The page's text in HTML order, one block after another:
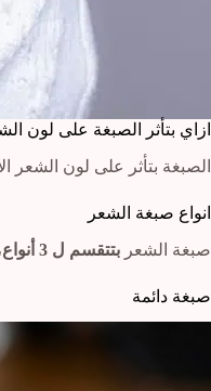
ازاي بتأثر الصبغة على لون
الصبغة بتأثر على لون الشعر
انواع صبغة الشعر
صبغة الشعر بتتقسم ل 3 أنواع
صبغة دائمة